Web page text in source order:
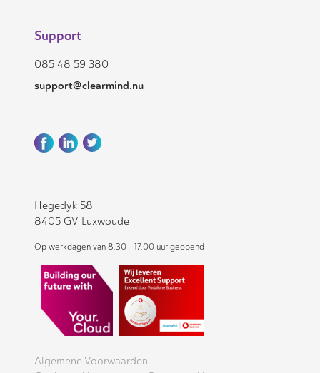
Support
085 48 59 380
support@clearmind.nu
Hegedyk 58
8405 GV Luxwoude
Op werkdagen van 8.30 - 17.00 uur geopend
Algemene Voorwaarden